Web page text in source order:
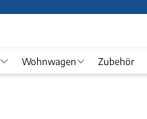
Wohnwagen Zubehör